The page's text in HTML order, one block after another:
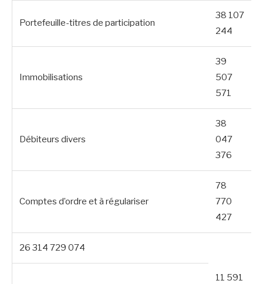
Portefeuille-titres de participation
38 107
244
Immobilisations
39
507
571
Débiteurs divers
38
047
376
Comptes d’ordre et à régulariser
78
770
427
26 314 729 074
11 591